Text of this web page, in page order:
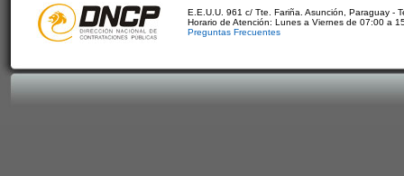
E.E.U.U. 961 c/ Tte. Fariña. Asunción, Paraguay -
Horario de Atención: Lunes a Viernes de 07:00 a
Preguntas Frecuentes